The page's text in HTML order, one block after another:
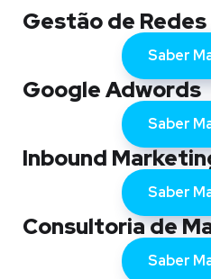
Gestão de
Saber
Google Adwords
Saber
Inbound
Saber
Consultoria de
Saber